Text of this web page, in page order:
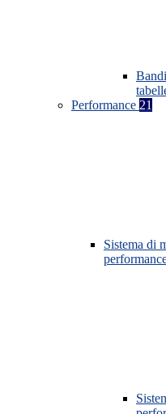
Performance 21
Sistema di